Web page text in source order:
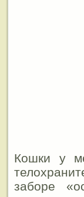
Кошки у
заборе